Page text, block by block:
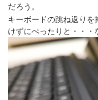
だろう。
キーボードの跳ね返り
けずにぺったりと・・・